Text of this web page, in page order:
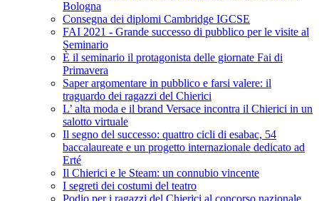
Bologna
Consegna dei diplomi Cambridge IGCSE
FAI 2021 - Grande successo di pubblico per le visite al
Seminario
È il seminario il protagonista delle giornate Fai di
Primavera
Saper argomentare in pubblico e farsi valere: il
traguardo dei ragazzi del Chierici
L’ alta moda e il brand Versace incontra il Chierici in un
salotto virtuale
Il segno del successo: quattro cicli di esabac, 54
baccalaureate e un progetto internazionale dedicato ad
Erté
Il Chierici e le Steam: un connubio vincente
I segreti dei costumi del teatro